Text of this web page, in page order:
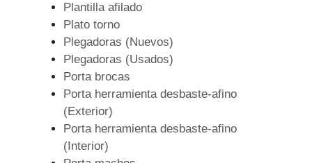
Plantilla afilado
Plato torno
Plegadoras (Nuevos)
Plegadoras (Usados)
Porta brocas
Porta herramienta desbaste-afino
(Exterior)
Porta herramienta desbaste-afino
(Interior)